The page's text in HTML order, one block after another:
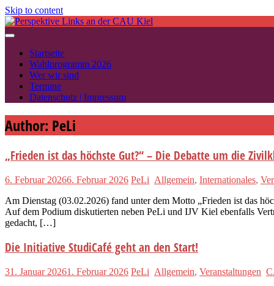
Skip to content
Startseite
Wahlprogramm 2026
Wer wir sind
Termine
Datenschutz | Impressum
Author: PeLi
„Frieden ist das höchste Gut?“ – Die Debatte um die
6. Februar 20266. Februar 2026 PeLi Allgemein, Internationales,
Am Dienstag (03.02.2026) fand unter dem Motto „Frieden ist das
Auf dem Podium diskutierten neben PeLi und IJV Kiel ebenfalls
gedacht, […]
Die Initiative StudiCafé geht an den Start!
31. Januar 20261. Februar 2026 PeLi Allgemein, Veranstaltungen